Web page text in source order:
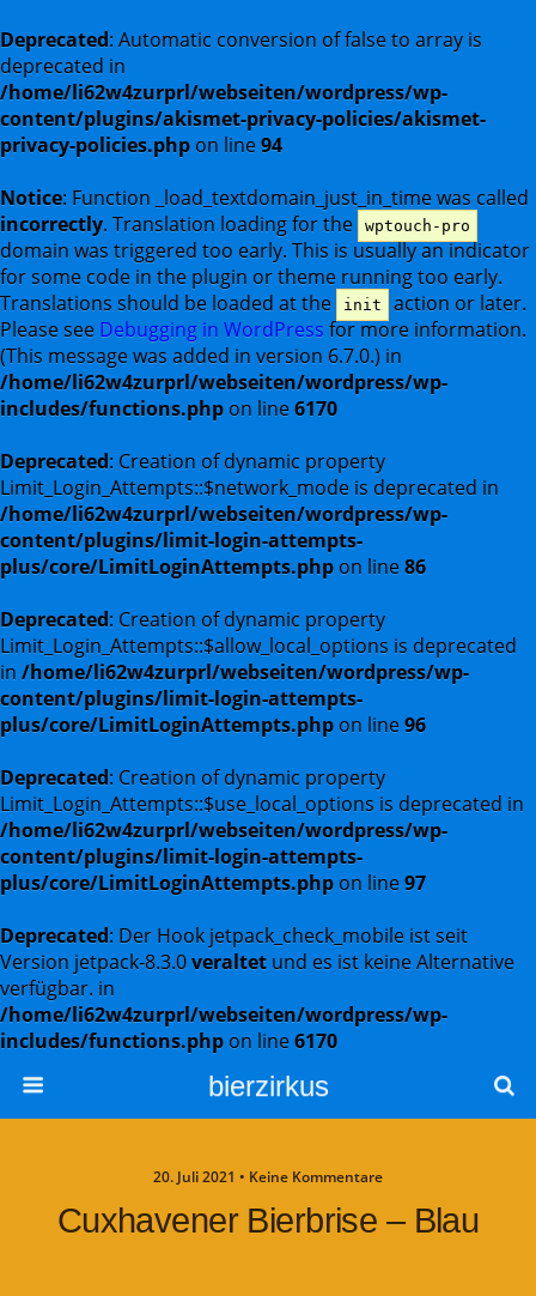
Deprecated: Automatic conversion of false to array is
deprecated in
/home/li62w4zurprl/webseiten/wordpress/wp-
content/plugins/akismet-privacy-policies/akismet-
privacy-policies.php on line94
Notice: Function _load_textdomain_just_in_time was called
incorrectly. Translation loading for the wptouch-pro
domain was triggered too early. This is usually an indicator
for some code in the plugin or theme running too early.
Translations should be loaded at the
init
action or later.
Please see Debugging in WordPress for more information.
(This message was added in version 6.7.0.) in
/home/li62w4zurprl/webseiten/wordpress/wp-
includes/functions.php on line6170
Deprecated: Creation of dynamic property
Limit_Login_Attempts::$network_mode is deprecated in
/home/li62w4zurprl/webseiten/wordpress/wp-
content/plugins/limit-login-attempts-
plus/core/LimitLoginAttempts.php on line86
Deprecated: Creation of dynamic property
Limit_Login_Attempts::$allow_local_options is deprecated
in /home/li62w4zurprl/webseiten/wordpress/wp-
content/plugins/limit-login-attempts-
plus/core/LimitLoginAttempts.php on line96
Deprecated: Creation of dynamic property
Limit_Login_Attempts::$use_local_options is deprecated in
/home/li62w4zurprl/webseiten/wordpress/wp-
content/plugins/limit-login-attempts-
plus/core/LimitLoginAttempts.php on line97
Deprecated: Der Hook jetpack_check_mobile ist seit
Version jetpack-8.3.0veraltet und es ist keine Alternative
verfügbar. in
/home/li62w4zurprl/webseiten/wordpress/wp-
includes/functions.php on line6170
bierzirkus
20. Juli 2021 • Keine Kommentare
Cuxhavener Bierbrise – Blau